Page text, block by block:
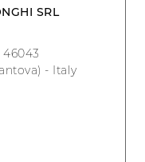
SRL
- Italy